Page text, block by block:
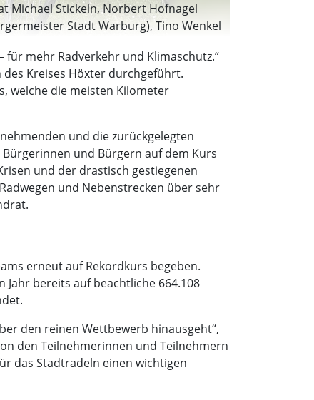
Michael Stickeln, Norbert Hofnagel
Stadt Warburg), Tino Wenkel
Kai Schöttler (Bürgermeister Stadt
Driburg) und Daniel Hartmann
für mehr Radverkehr und Klimaschutz.“
des Kreises Höxter durchgeführt.
welche die meisten Kilometer
und die zurückgelegten
und Bürgern auf dem Kurs
und der drastisch gestiegenen
und Nebenstrecken über sehr
erneut auf Rekordkurs begeben.
Jahr bereits auf beachtliche 664.108
den reinen Wettbewerb hinausgeht“,
den Teilnehmerinnen und Teilnehmern
das Stadtradeln einen wichtigen